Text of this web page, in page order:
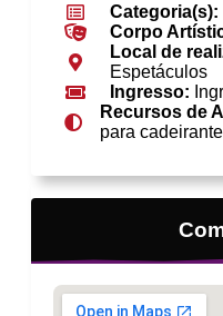
Categoria(s):
Corpo
Local de
Espetáculos
Ingresso:
Recursos de
para